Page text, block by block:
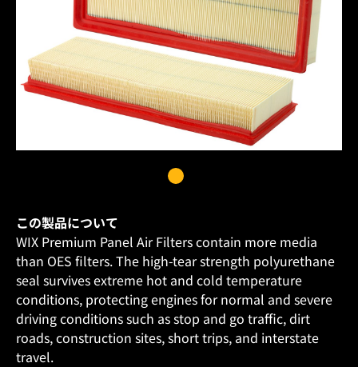
この製品について
WIX Premium Panel Air Filters contain more media
than OES filters. The high-tear strength polyurethane
seal survives extreme hot and cold temperature
conditions, protecting engines for normal and severe
driving conditions such as stop and go traffic, dirt
roads, construction sites, short trips, and interstate
travel.